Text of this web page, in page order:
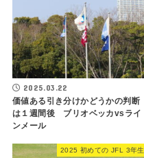
2025.03.22
価値ある引き分けかどうかの判断
は１週間後 ブリオベッカvsライ
ンメール
2025 初めての JFL 3年生